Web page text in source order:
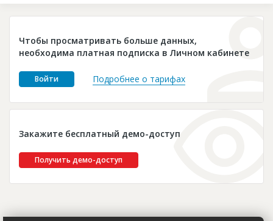
Глоссарий
Платные услуги
Пресс-релизы
Чтобы просматривать больше данных,
необходима платная подписка в Личном кабинете
Войти Подробнее о тарифах
Закажите бесплатный демо-доступ
Получить демо-доступ